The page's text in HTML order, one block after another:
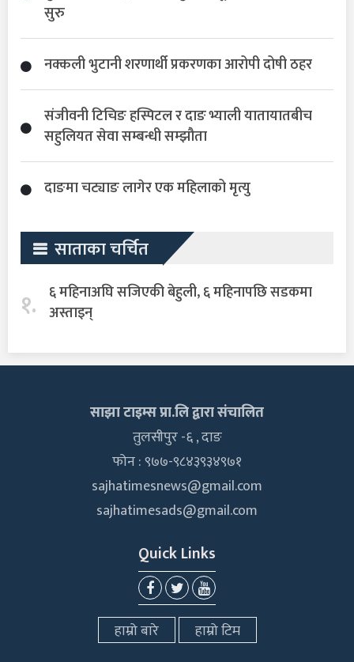
सुरु
नक्कली भुटानी शरणार्थी प्रकरणका आरोपी दोषी ठहर
संजीवनी टिचिङ हस्पिटल र दाङ भ्याली यातायातबीच
सहुलियत सेवा सम्बन्धी सम्झौता
दाङमा चट्याङ लागेर एक महिलाको मृत्यु
साताका चर्चित
१. ६ महिनाअघि सजिएकी बेहुली, ६ महिनापछि सडकमा
अस्ताइन्
साझा टाइम्स प्रा.लि द्वारा संचालित
तुलसीपुर -६ , दाङ
फोन : ९७७-९८४३९३४९७१
sajhatimesnews@gmail.com
sajhatimesads@gmail.com
Quick Links
हाम्रो बारे
हाम्रो टिम